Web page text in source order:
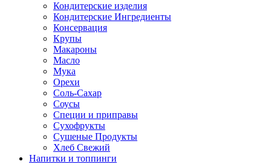
Кондитерские изделия
Кондитерские Ингредиенты
Консервация
Крупы
Макароны
Масло
Мука
Орехи
Соль-Сахар
Соусы
Специи и приправы
Сухофрукты
Сушеные Продукты
Хлеб Свежий
Напитки и топпинги